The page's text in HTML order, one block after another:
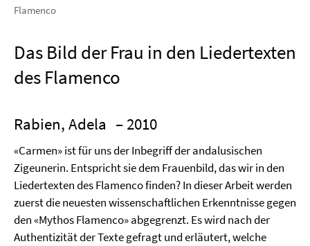
Flamenco
Das Bild der Frau in den Liedertexten
des Flamenco
Rabien, Adela – 2010
«Carmen» ist für uns der Inbegriff der andalusischen
Zigeunerin. Entspricht sie dem Frauenbild, das wir in den
Liedertexten des Flamenco finden? In dieser Arbeit werden
zuerst die neuesten wissenschaftlichen Erkenntnisse gegen
den «Mythos Flamenco» abgegrenzt. Es wird nach der
Authentizität der Texte gefragt und erläutert, welche